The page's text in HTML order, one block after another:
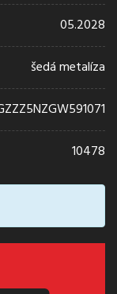
05.2028
šedá metalíza
10478